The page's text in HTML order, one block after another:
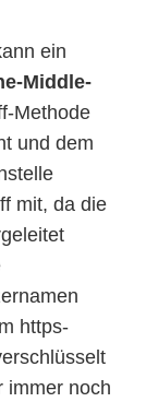
ein
Middle-
Methode
und dem
mit, da die
https-
immer noch